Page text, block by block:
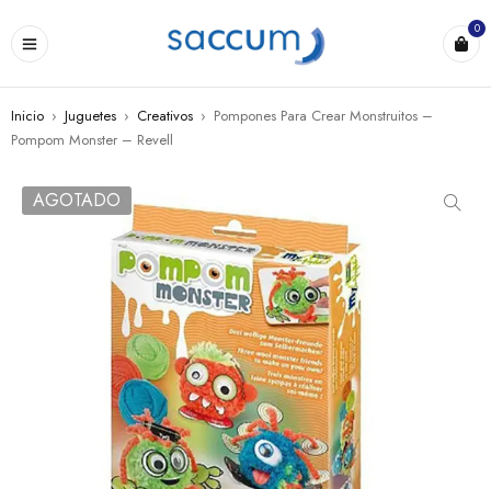
0
Inicio › Juguetes › Creativos › Pompones Para Crear Monstruitos –
Pompom Monster – Revell
AGOTADO